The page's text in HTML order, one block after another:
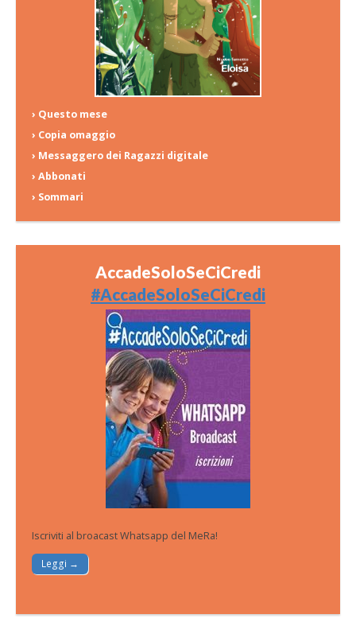
› Questo mese
› Copia omaggio
› Messaggero dei Ragazzi digitale
› Abbonati
› Sommari
AccadeSoloSeCiCredi
#AccadeSoloSeCiCredi
Iscriviti al broacast Whatsapp del MeRa!
Leggi →